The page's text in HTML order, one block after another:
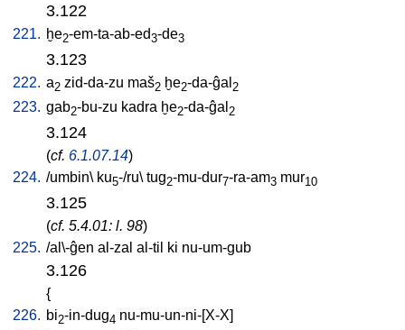
3.122
221. ḫe2-em-ta-ab-ed3-de3
3.123
222. a2 zid-da-zu maš2 ḫe2-da-ĝal 2
223. gab2-bu-zu kadra ḫe2-da-ĝal 2
3.124
(cf. 6.1.07.14)
224. /umbin\ ku5-/ru\ tug2-mu-dur7-ra-am3 mur10
3.125
(cf. 5.4.01: l. 98)
225. /al\-ĝen al-zal al-til ki nu-um-gub
3.126
{
226. bi2-in-dug4 nu-mu-un-ni-[X-X]